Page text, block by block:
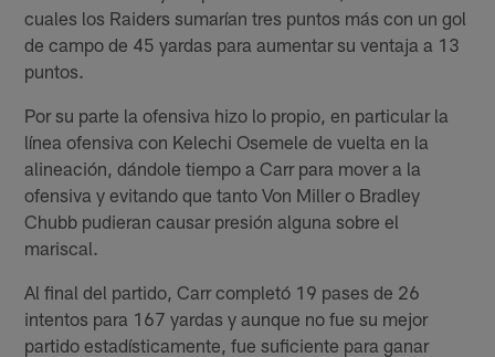
cuales los Raiders sumarían tres puntos más con un gol
de campo de 45 yardas para aumentar su ventaja a 13
puntos.
Por su parte la ofensiva hizo lo propio, en particular la
línea ofensiva con Kelechi Osemele de vuelta en la
alineación, dándole tiempo a Carr para mover a la
ofensiva y evitando que tanto Von Miller o Bradley
Chubb pudieran causar presión alguna sobre el
mariscal.
Al final del partido, Carr completó 19 pases de 26
intentos para 167 yardas y aunque no fue su mejor
partido estadísticamente, fue suficiente para ganar